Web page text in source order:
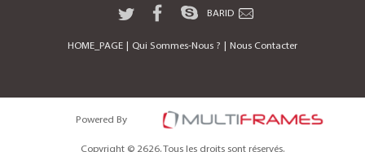
BARID
HOME_PAGE | Qui Sommes-Nous ? | Nous Contacter
Powered By